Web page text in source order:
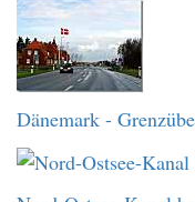
Dänemark -